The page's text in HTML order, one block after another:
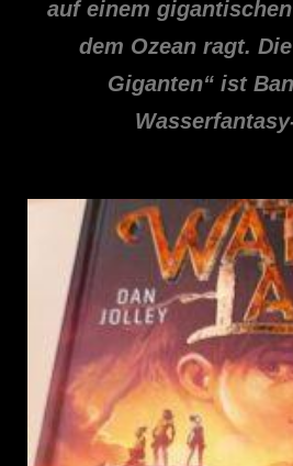
auf einem
dem Ozean ragt.
Giganten“ ist